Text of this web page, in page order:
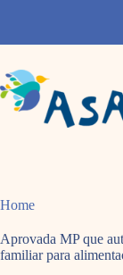
Home
Aprovada MP que
familiar para